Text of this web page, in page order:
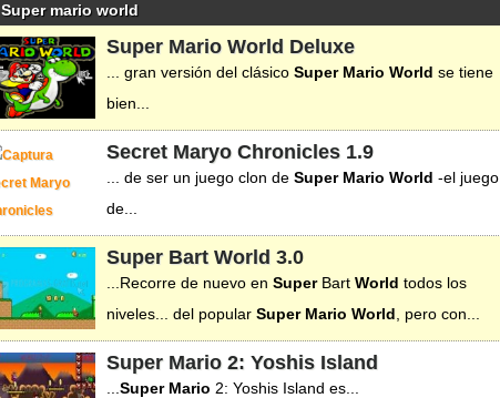
Super mario world
Super Mario World Deluxe
... gran versión del clásico Super Mario World se tiene
bien...
Secret Maryo Chronicles 1.9
... de ser un juego clon de Super Mario World -el juego
de...
Super Bart World 3.0
...Recorre de nuevo en SuperBart World todos los
niveles... del popular Super Mario World , pero con...
Super Mario 2: Yoshis Island
Super Mario 2: Yoshis Island es...